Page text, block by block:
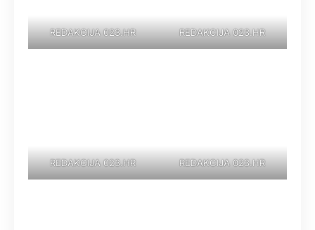
REDAKCIJA 023.HR REDAKCIJA 023.HR
REDAKCIJA 023.HR REDAKCIJA 023.HR